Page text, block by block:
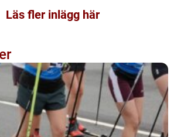
Läs fler inlägg här